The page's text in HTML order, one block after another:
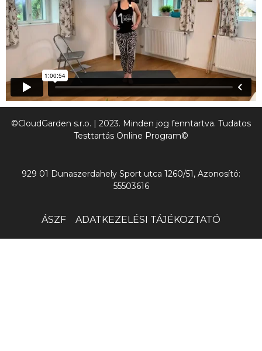
©CloudGarden s.r.o. | 2023. Minden jog fenntartva. Tudatos
Testtartás Online Program©
929 01 Dunaszerdahely Sport utca 1260/51, Azonosító:
55503616
ÁSZF ADATKEZELÉSI TÁJÉKOZTATÓ